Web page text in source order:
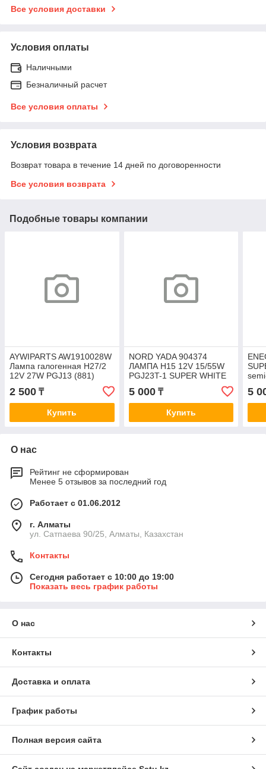
Все условия доставки
Условия оплаты
Наличными
Безналичный расчет
Все условия оплаты
Условия возврата
Возврат товара в течение 14 дней по договоренности
Все условия возврата
Подобные товары компании
AYWIPARTS AW1910028W
Лампа галогенная H27/2
12V 27W PGJ13 (881)
2 500 ₸
Купить
NORD YADA 904374
ЛАМПА H15 12V 15/55W
PGJ23T-1 SUPER WHITE
5 000₸
Купить
5
О нас
Рейтинг не сформирован
Менее 5 отзывов за последний год
Работает с 01.06.2012
г. Алматы
ул. Сатпаева 90/25, Алматы, Казахстан
Контакты
Сегодня работает с 10:00 до 19:00
Показать весь график работы
О нас
Контакты
Доставка и оплата
График работы
Полная версия сайта